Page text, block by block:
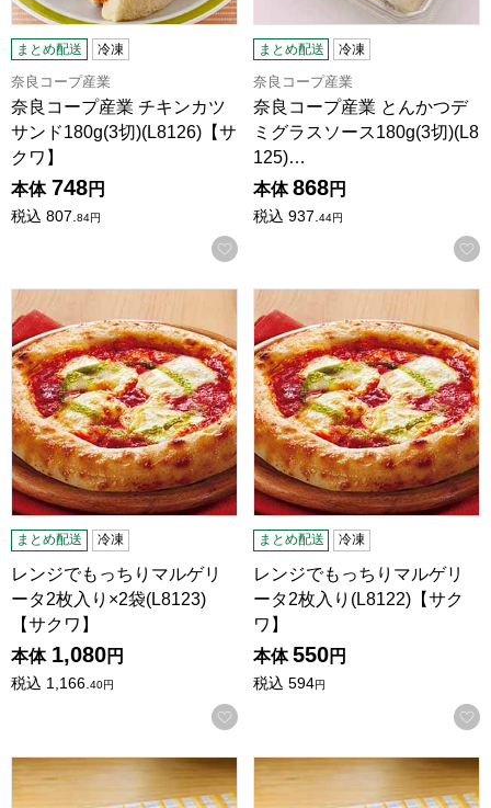
まとめ配送 冷凍
奈良コープ産業
奈良コープ産業 チキンカツ
サンド180g(3切)(L8126)【サ
クワ】
本体 748円
税込 807.84円
お気に入りに登録する
まとめ配送 冷凍
奈良コープ産業
奈良コープ産業 とんかつデ
ミグラスソース180g(3切)(L8
125)…
本体 868円
税込 937. 44円
まとめ配送 冷凍
レンジでもっちりマルゲリ
ータ2枚入り×2袋(L8123)
【サクワ】
本体 1,080円
税込 1,166.40円
お気に入りに登録する
まとめ配送 冷凍
レンジでもっちりマルゲリ
ータ2枚入り(L8122)【サク
ワ】
本体 550円
税込 594円
ココス監修 カリカリポテト270g×4袋(L8118)【サクワ】
ココス監修 カリカリポテト